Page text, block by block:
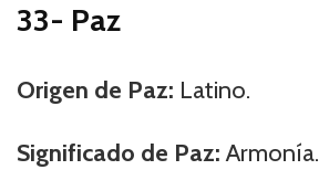
33- Paz
Origen de Paz: Latino.
Significado de Paz:Armonía.